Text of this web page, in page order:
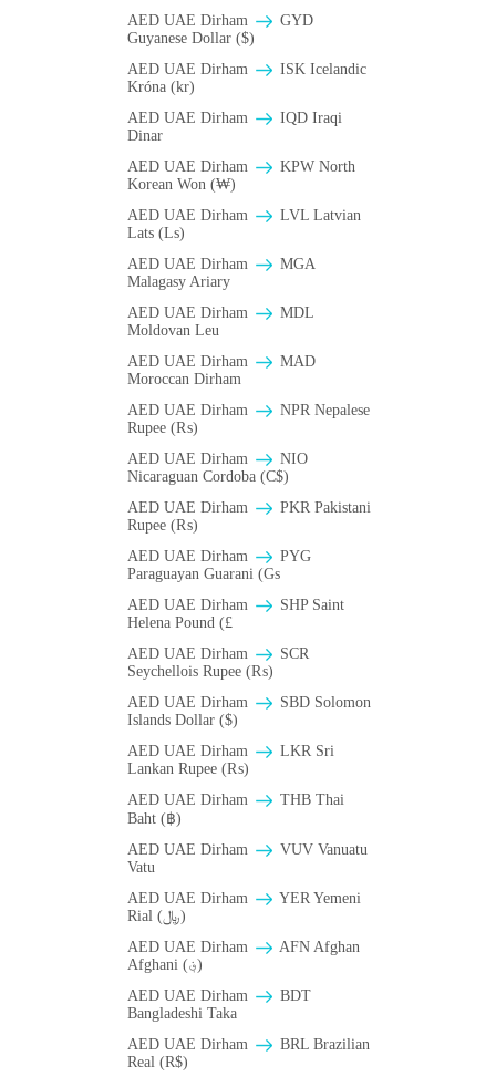
AED UAE Dirham
GYD
Guyanese Dollar ($)
AED UAE Dirham
ISK Icelandic
Króna (kr)
AED UAE Dirham
IQD Iraqi
Dinar
AED UAE Dirham
KPW North
Korean Won (₩)
AED UAE Dirham
LVL Latvian
Lats (Ls)
AED UAE Dirham
MGA
Malagasy Ariary
AED UAE Dirham
MDL
Moldovan Leu
AED UAE Dirham
MAD
Moroccan Dirham
AED UAE Dirham
NPR Nepalese
Rupee (₨)
AED UAE Dirham
NIO
Nicaraguan Cordoba (C$)
AED UAE Dirham
PKR Pakistani
Rupee (₨)
AED UAE Dirham
PYG
Paraguayan Guarani (Gs
AED UAE Dirham
SHP Saint
Helena Pound (£
AED UAE Dirham
SCR
Seychellois Rupee (₨)
AED UAE Dirham
SBD Solomon
Islands Dollar ($)
AED UAE Dirham
LKR Sri
Lankan Rupee (₨)
AED UAE Dirham
THB Thai
Baht (฿)
AED UAE Dirham
VUV Vanuatu
Vatu
AED UAE Dirham
YER Yemeni
Rial (﷼)
AED UAE Dirham
AFN Afghan
Afghani (؋)
AED UAE Dirham
BDT
Bangladeshi Taka
AED UAE Dirham
BRL Brazilian
Real (R$)